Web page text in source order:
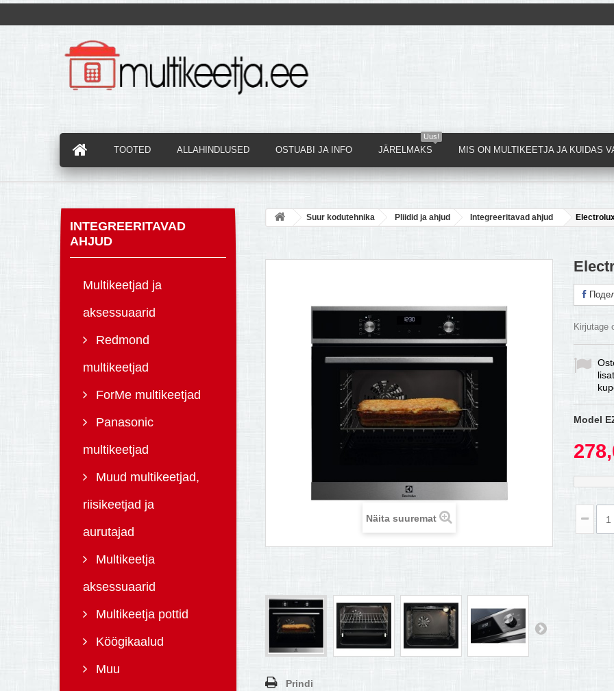
TOOTED ALLAHINDLUSED OSTUABI JA INFO
Uus!
JÄRELMAKS MIS ON MULTIKEETJA JA KUIDAS
INTEGREERITAVAD
AHJUD
Multikeetjad ja
aksessuaarid
Redmond
multikeetjad
ForMe multikeetjad
Panasonic
multikeetjad
Muud multikeetjad,
riisikeetjad ja
aurutajad
Multikeetja
aksessuaarid
Multikeetja pottid
Köögikaalud
Muu
Suur kodutehnika Pliidid ja ahjud Integreeritavad ahjud
Näita suuremat
Prindi
Kirjutage
Model